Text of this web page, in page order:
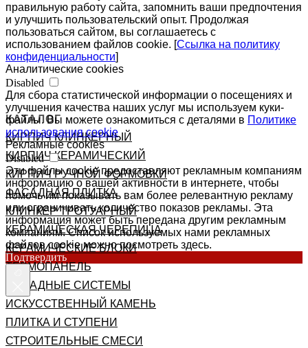
КАТАЛОГ
КИРПИЧ КЛИНКЕРНЫЙ
КИРПИЧ КЕРАМИЧЕСКИЙ
КИРПИЧ РУЧНОЙ ФОРМОВКИ
ФАСАДНАЯ ПЛИТКА
КЛИНКЕР ТРОТУАРНЫЙ
КЕРАМИЧЕСКАЯ ЧЕРЕПИЦА
КЕРАМИЧЕСКИЕ БЛОКИ
ТЕРМОПАНЕЛЬ
ФАСАДНЫЕ СИСТЕМЫ
ИСКУССТВЕННЫЙ КАМЕНЬ
ПЛИТКА И СТУПЕНИ
СТРОИТЕЛЬНЫЕ СМЕСИ
правильную работу сайта, запомнить ваши предпочтения
и улучшить пользовательский опыт. Продолжая
пользоваться сайтом, вы соглашаетесь с
использованием файлов cookie. [Ссылка на политику
конфиденциальности]
Аналитические cookies
Disabled
Для сбора статистической информации о посещениях и
улучшения качества наших услуг мы используем куки-
файлы. Вы можете ознакомиться с деталями в Политике
использования cookie
Рекламные cookies
Disabled
Эти файлы cookie предоставляют рекламным компаниям
информацию о вашей активности в интернете, чтобы
помочь им показывать вам более релевантную рекламу
или ограничивать количество показов рекламы. Эта
информация может быть передана другим рекламным
компаниям. Список используемых нами рекламных
файлов cookie можно посмотреть здесь.
Подтвердить